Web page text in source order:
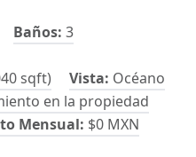
Baños: 3
sqft) Vista: Océano
en la propiedad
Mensual: $0 MXN